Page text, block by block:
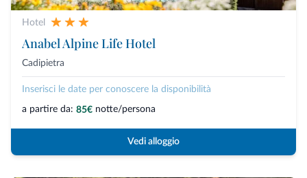
Hotel
Anabel Alpine Life Hotel
Cadipietra
Inserisci le date per conoscere la disponibilità
a partire da: 85€ notte/persona
Vedi alloggio